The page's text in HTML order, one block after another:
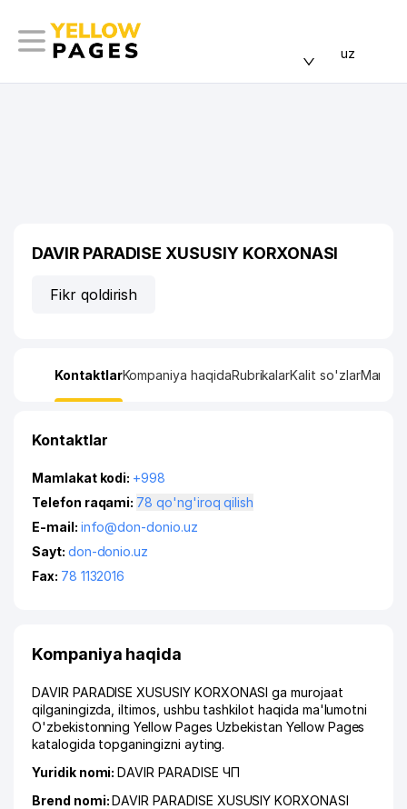
uz
DAVIR PARADISE XUSUSIY KORXONASI
Fikr qoldirish
KontaktlarKompaniya haqidaRubrikalarKalit so'zlarManzil
Kontaktlar
Mamlakat kodi: +998
Telefon raqami:
78 qo'ng'iroq qilish
E-mail: info@don-donio.uz
Sayt: don-donio.uz
Fax: 78 1132016
Kompaniya haqida
DAVIR PARADISE XUSUSIY KORXONASI ga murojaat
qilganingizda, iltimos, ushbu tashkilot haqida ma'lumotni
O'zbekistonning Yellow Pages Uzbekistan Yellow Pages
katalogida topganingizni ayting.
Yuridik nomi:DAVIR PARADISE ЧП
Brend nomi:DAVIR PARADISE XUSUSIY KORXONASI